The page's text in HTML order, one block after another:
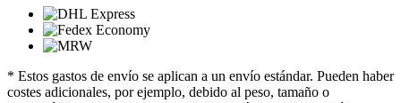
* Estos gastos de envío se aplican a un envío estándar. Pueden haber
costes adicionales, por ejemplo, debido al peso, tamaño o